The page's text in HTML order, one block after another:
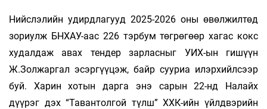
Нийслэлийн удирдлагууд 2025-2026 оны өвөлжилтөд
зориулж БНХАУ-аас 226 тэрбум төгрөгөөр хагас кокс
худалдаж авах тендер зарласныг УИХ-ын гишүүн
Ж.Золжаргал эсэргүүцэж, байр сууриа илэрхийлсээр
буй. Харин хотын дарга энэ сарын 22-нд Налайх
дүүрэг дэх “Тавантолгой түлш” ХХК-ийн үйлдвэрийн